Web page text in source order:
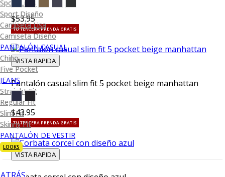
Sport Lisas
Sport Diseño
Camiseta Lisa
Camiseta Diseño
PANTALÓN CASUAL
Chino
Five Pocket
JEANS
Straight Fit
Regular Fit
Slim Fit
Skinny Fit
PANTALÓN DE VESTIR
LOOKS
$53.95
TU TERCERA PRENDA GRATIS
VISTA RAPIDA
Pantalón casual slim fit 5 pocket beige manhattan
$43.95
TU TERCERA PRENDA GRATIS
VISTA RAPIDA